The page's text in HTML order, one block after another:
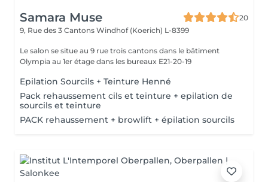
Samara Muse
20
9, Rue des 3 Cantons Windhof (Koerich) L-8399
Le salon se situe au 9 rue trois cantons dans le bâtiment
Olympia au 1er étage dans les bureaux E21-20-19
Epilation Sourcils + Teinture Henné
Pack rehaussement cils et teinture + epilation de
sourcils et teinture
PACK rehaussement + browlift + épilation sourcils